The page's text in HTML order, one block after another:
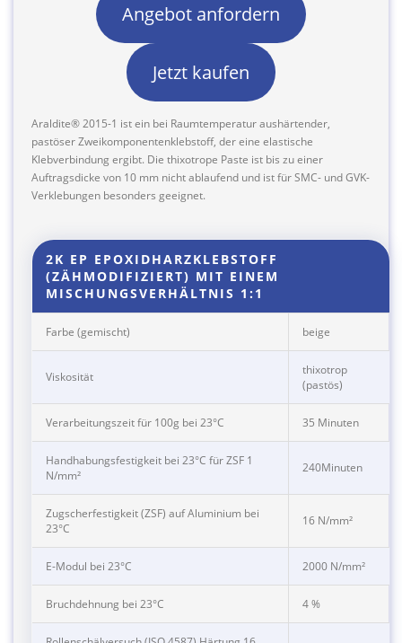
Angebot anfordern
Jetzt kaufen
Araldite® 2015-1 ist ein bei Raumtemperatur aushärtender,
pastöser Zweikomponentenklebstoff, der eine elastische
Klebverbindung ergibt. Die thixotrope Paste ist bis zu einer
Auftragsdicke von 10 mm nicht ablaufend und ist für SMC- und GVK-
Verklebungen besonders geeignet.
2K EP EPOXIDHARZKLEBSTOFF
(ZÄHMODIFIZIERT) MIT EINEM
MISCHUNGSVERHÄLTNIS 1:1
Farbe (gemischt) beige
Viskosität
thixotrop
(pastös)
Verarbeitungszeit für 100g bei 23°C 35 Minuten
Handhabungsfestigkeit bei 23°C für ZSF 1
N/mm²
240Minuten
Zugscherfestigkeit (ZSF) auf Aluminium bei
23°C
16 N/mm²
E-Modul bei 23°C 2000 N/mm²
Bruchdehnung bei 23°C 4 %